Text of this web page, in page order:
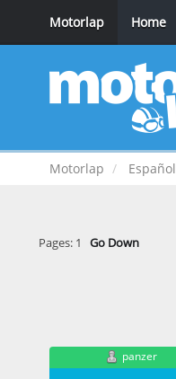
Motorlap Home
Motorlap Español
Pages: 1 Go Down
panzer